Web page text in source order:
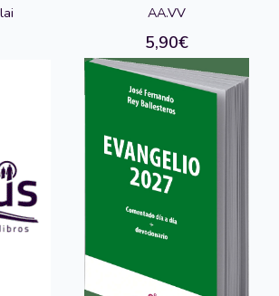
AA.VV
5,90€